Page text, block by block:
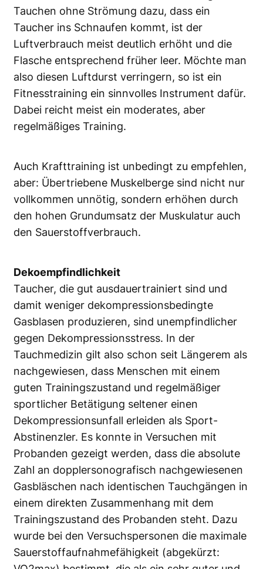
Tauchen ohne Strömung dazu, dass ein
Taucher ins Schnaufen kommt, ist der
Luftverbrauch meist deutlich erhöht und die
Flasche entsprechend früher leer. Möchte man
also diesen Luftdurst verringern, so ist ein
Fitnesstraining ein sinnvolles Instrument dafür.
Dabei reicht meist ein moderates, aber
regelmäßiges Training.
Auch Krafttraining ist unbedingt zu empfehlen,
aber: Übertriebene Muskelberge sind nicht nur
vollkommen unnötig, sondern erhöhen durch
den hohen Grundumsatz der Muskulatur auch
den Sauerstoffverbrauch.
Dekoempfindlichkeit
Taucher, die gut ausdauertrainiert sind und
damit weniger dekompressionsbedingte
Gasblasen produzieren, sind unempfindlicher
gegen Dekompressionsstress. In der
Tauchmedizin gilt also schon seit Längerem als
nachgewiesen, dass Menschen mit einem
guten Trainingszustand und regelmäßiger
sportlicher Betätigung seltener einen
Dekompressionsunfall erleiden als Sport-
Abstinenzler. Es konnte in Versuchen mit
Probanden gezeigt werden, dass die absolute
Zahl an dopplersonografisch nachgewiesenen
Gasbläschen nach identischen Tauchgängen in
einem direkten Zusammenhang mit dem
Trainingszustand des Probanden steht. Dazu
wurde bei den Versuchspersonen die maximale
Sauerstoffaufnahmefähigkeit (abgekürzt: